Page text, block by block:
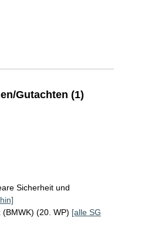
Gutachten (1)
Sicherheit und
(20. WP) [alle SG